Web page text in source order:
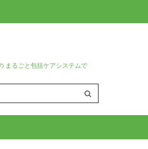
まるごと包括ケアシステムで